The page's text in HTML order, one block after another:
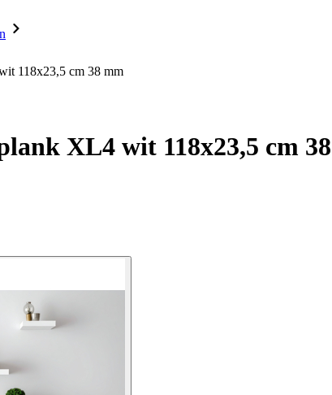
118x23,5 cm 38 mm
XL4 wit 118x23,5 cm